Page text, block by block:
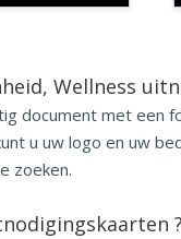
Wellness
document met een
u uw logo en uw
zoeken.
?